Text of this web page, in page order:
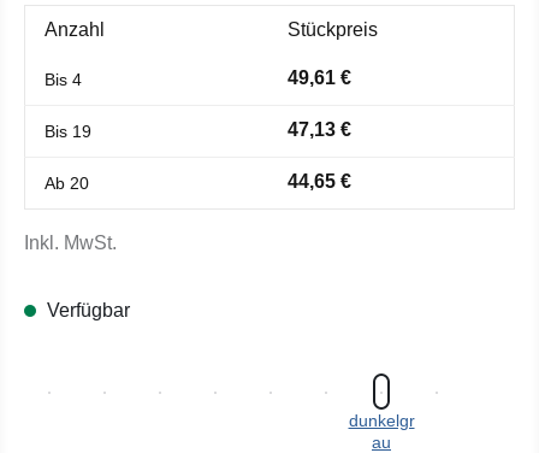
Anzahl Stückpreis
Bis 4 49,61 €
Bis 19 47,13 €
Ab 20 44,65 €
Inkl. MwSt.
Verfügbar
dunkelgr
au